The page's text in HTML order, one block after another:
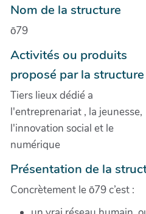
Nom de la structure
ō79
Activités ou produits
proposé par la structure
Tiers lieux dédié a
l'entreprenariat , la jeunesse,
l'innovation social et le
numérique
Présentation de la
Concrètement le ō79 c’est :